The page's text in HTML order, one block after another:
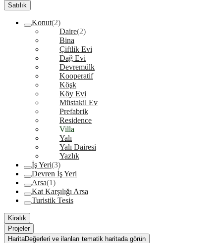
Satılık
Konut(2)
Daire(2)
Bina
Çiftlik Evi
Dağ Evi
Devremülk
Kooperatif
Köşk
Köy Evi
Müstakil Ev
Prefabrik
Residence
Villa
Yalı
Yalı Dairesi
Yazlık
İş Yeri(3)
Devren İş Yeri
Arsa(1)
Kat Karşılığı Arsa
Turistik Tesis
Kiralık
Projeler
HaritaDeğerleri ve ilanları tematik haritada görün